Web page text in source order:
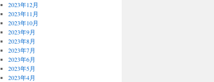
2023年12月
2023年11月
2023年10月
2023年9月
2023年8月
2023年7月
2023年6月
2023年5月
2023年4月